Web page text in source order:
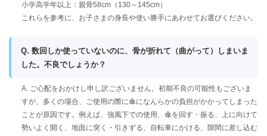
小学高学年以上：親骨58cm（130～145cm）
これらを参考に、お子さまの身長や使い勝手にあわせてお選びください。
Q. 数回しか使っていないのに、骨が折れて（曲がって）しまいま
した。不良でしょうか？
A. ご心配をおかけし申し訳ございません。初期不良の可能性もございま
すが、多くの場合、ご使用の際に傘になんらかの負担がかかってしまった
ことが原因です。例えば、強風下での使用、傘を回す・振る、上に向けて
勢いよく開く、地面に突く・引きずる、自転車にかける、隙間に差し込む